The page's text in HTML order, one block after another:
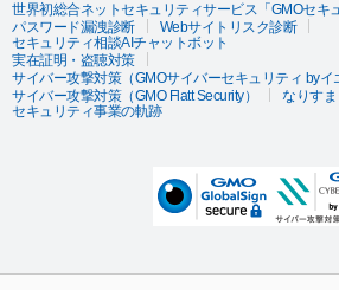
世界初総合ネットセキュリティサービス「GMOセキ
パスワード漏洩診断
Webサイトリスク診断
セキュリティ相談AIチャットボット
実在証明・盗聴対策
サイバー攻撃対策（GMOサイバーセキュリティ byイ
サイバー攻撃対策（GMO Flatt Security）
なりす
セキュリティ事業の軌跡